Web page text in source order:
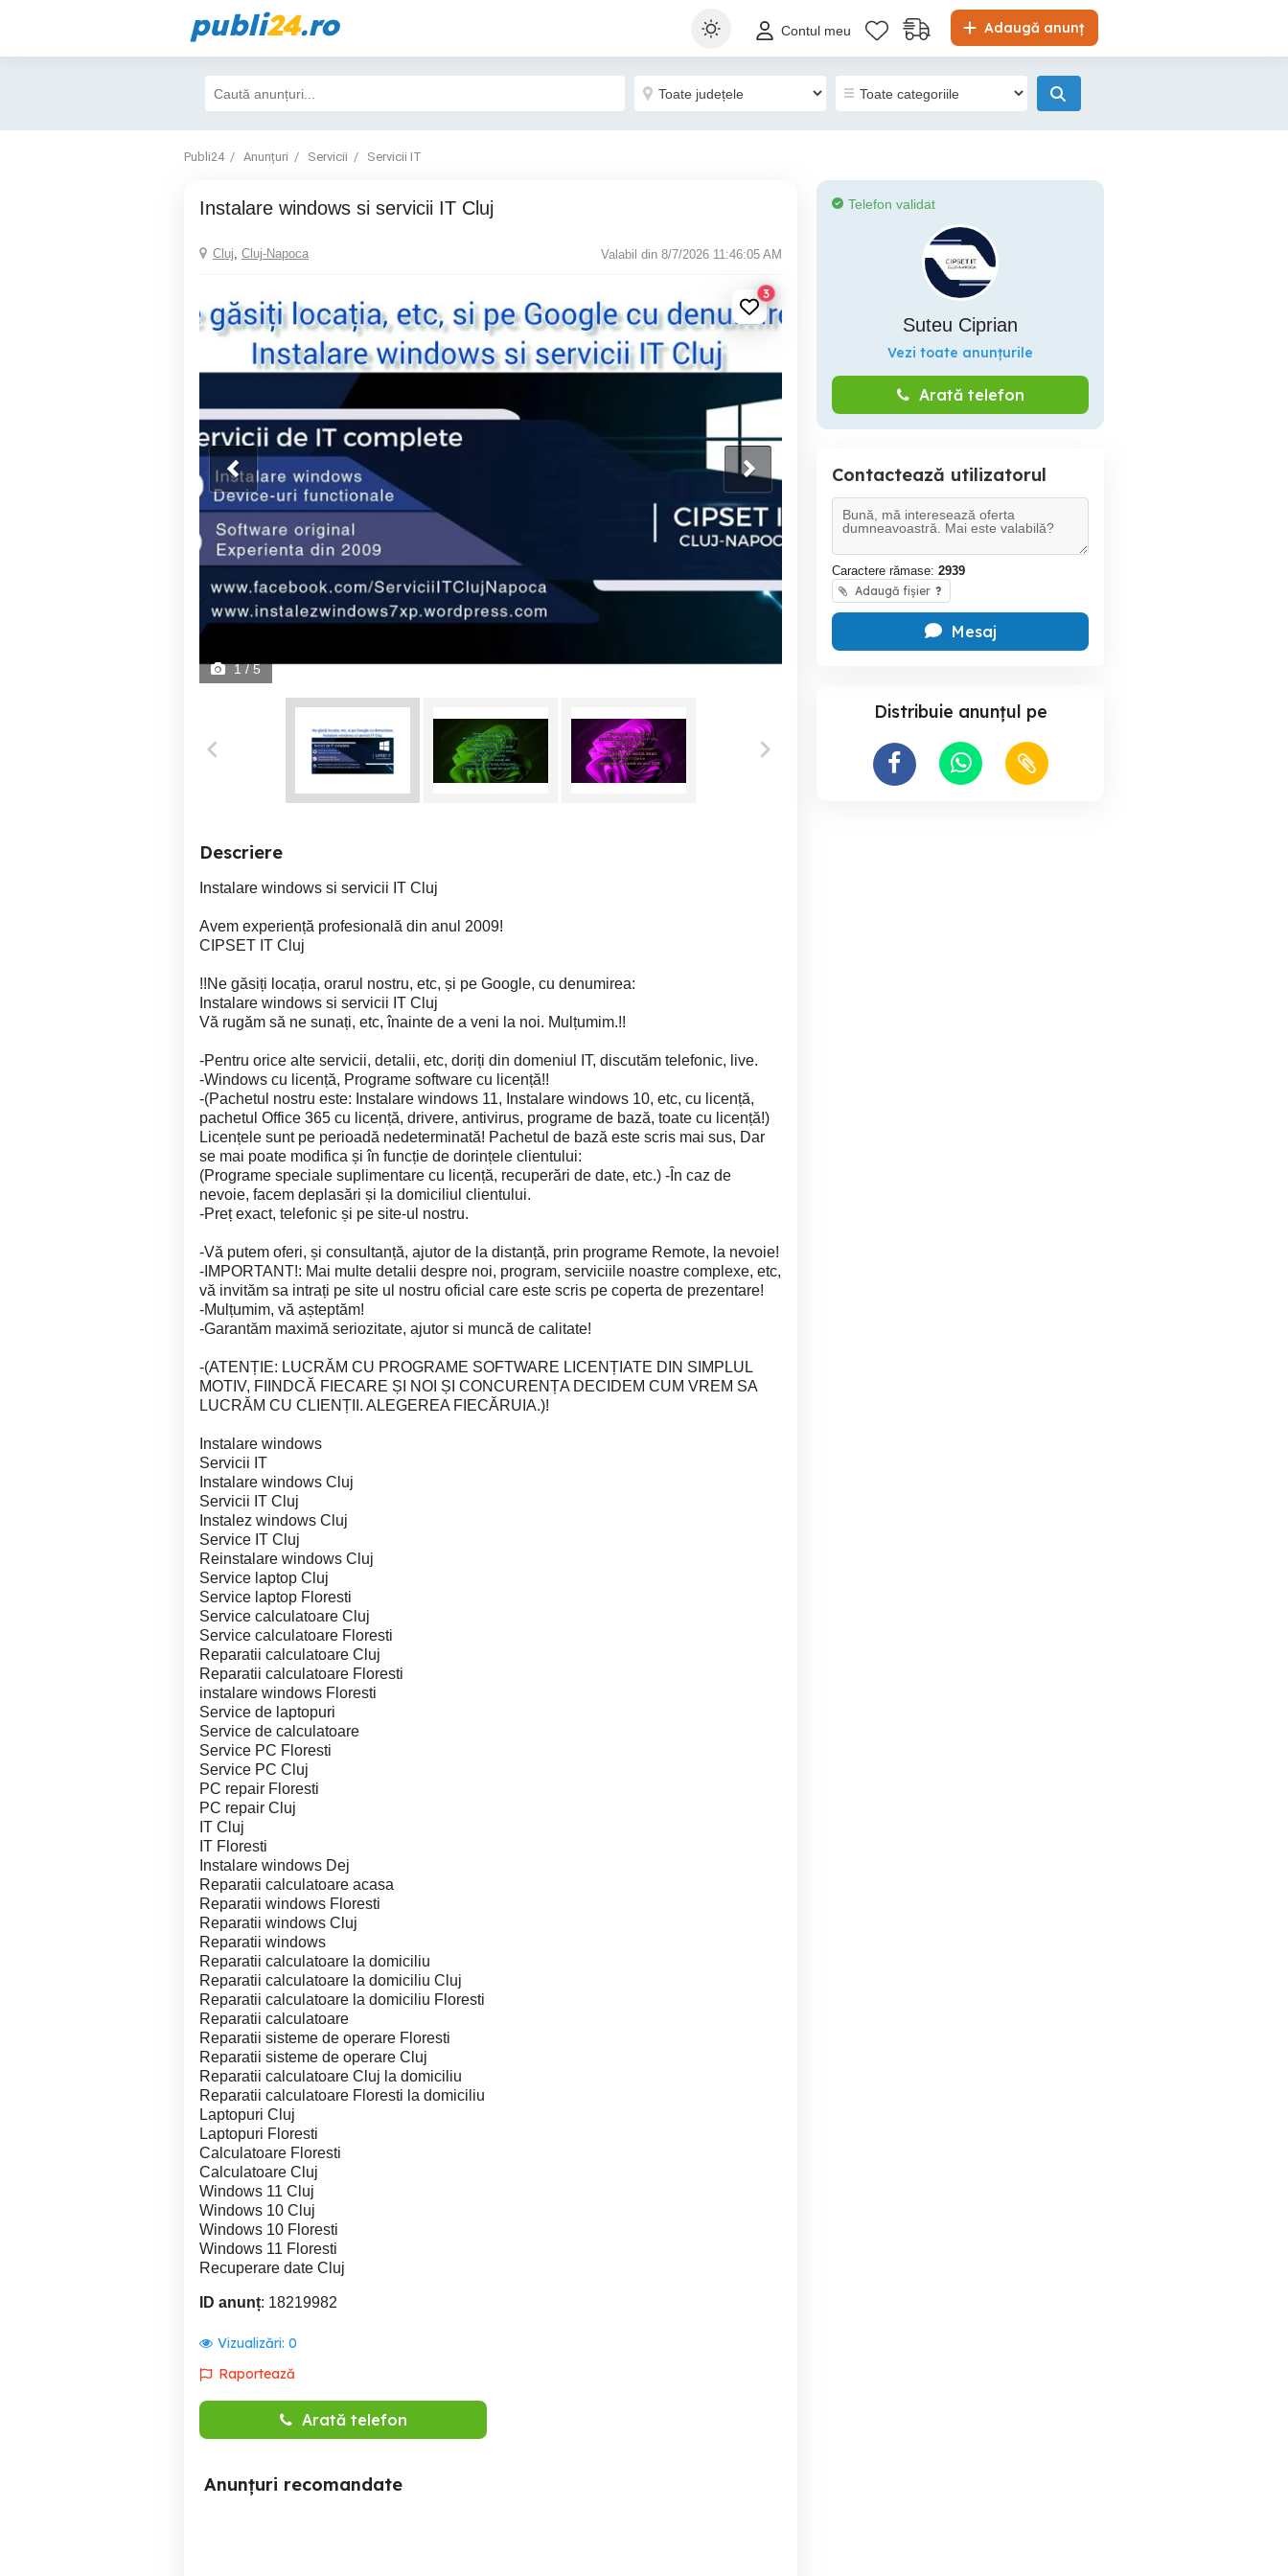
publi24.ro Adaugă anunț
Contul meu
Publi24 Anunțuri Servicii Servicii IT
Instalare windows si servicii IT Cluj
Cluj, Cluj-Napoca Valabil din 8/7/2026 11:46:05 AM
3
1/ 5
Descriere
Instalare windows si servicii IT Cluj
Avem experiență profesională din anul 2009!
CIPSET IT Cluj
!!Ne găsiți locația, orarul nostru, etc, și pe Google, cu denumirea:
Instalare windows si servicii IT Cluj
Vă rugăm să ne sunați, etc, înainte de a veni la noi. Mulțumim.!!
-Pentru orice alte servicii, detalii, etc, doriți din domeniul IT, discutăm telefonic, live.
-Windows cu licență, Programe software cu licență!!
-(Pachetul nostru este: Instalare windows 11, Instalare windows 10, etc, cu licență,
pachetul Office 365 cu licență, drivere, antivirus, programe de bază, toate cu licență!)
Licențele sunt pe perioadă nedeterminată! Pachetul de bază este scris mai sus, Dar
se mai poate modifica și în funcție de dorințele clientului:
(Programe speciale suplimentare cu licență, recuperări de date, etc.) -În caz de
nevoie, facem deplasări și la domiciliul clientului.
-Preț exact, telefonic și pe site-ul nostru.
-Vă putem oferi, și consultanță, ajutor de la distanță, prin programe Remote, la nevoie!
-IMPORTANT!: Mai multe detalii despre noi, program, serviciile noastre complexe, etc,
vă invităm sa intrați pe site ul nostru oficial care este scris pe coperta de prezentare!
-Mulțumim, vă așteptăm!
-Garantăm maximă seriozitate, ajutor si muncă de calitate!
-(ATENȚIE: LUCRĂM CU PROGRAME SOFTWARE LICENȚIATE DIN SIMPLUL
MOTIV, FIINDCĂ FIECARE ȘI NOI ȘI CONCURENȚA DECIDEM CUM VREM SA
LUCRĂM CU CLIENȚII. ALEGEREA FIECĂRUIA.)!
Instalare windows
Servicii IT
Instalare windows Cluj
Servicii IT Cluj
Instalez windows Cluj
Service IT Cluj
Reinstalare windows Cluj
Service laptop Cluj
Service laptop Floresti
Service calculatoare Cluj
Service calculatoare Floresti
Reparatii calculatoare Cluj
Reparatii calculatoare Floresti
instalare windows Floresti
Service de laptopuri
Service de calculatoare
Service PC Floresti
Service PC Cluj
PC repair Floresti
PC repair Cluj
IT Cluj
IT Floresti
Instalare windows Dej
Reparatii calculatoare acasa
Reparatii windows Floresti
Reparatii windows Cluj
Reparatii windows
Reparatii calculatoare la domiciliu
Reparatii calculatoare la domiciliu Cluj
Reparatii calculatoare la domiciliu Floresti
Reparatii calculatoare
Reparatii sisteme de operare Floresti
Reparatii sisteme de operare Cluj
Reparatii calculatoare Cluj la domiciliu
Reparatii calculatoare Floresti la domiciliu
Laptopuri Cluj
Laptopuri Floresti
Calculatoare Floresti
Calculatoare Cluj
Windows 11 Cluj
Windows 10 Cluj
Windows 10 Floresti
Windows 11 Floresti
Recuperare date Cluj
ID anunț: 18219982
Vizualizări: 0
Raportează
Arată telefon
Anunțuri recomandate
Telefon validat
Suteu Ciprian
Vezi toate anunțurile
Arată telefon
Contactează utilizatorul
Caractere rămase: 2939
Adaugă fișier ?
Mesaj
Distribuie anunțul pe